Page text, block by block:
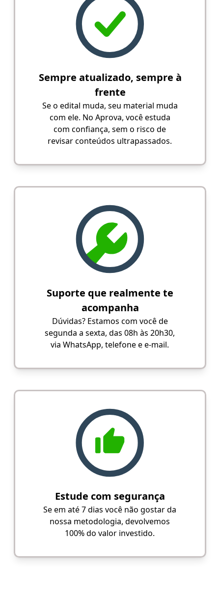
Sempre atualizado, sempre à
frente
Se o edital muda, seu material muda
com ele. No Aprova, você estuda
com confiança, sem o risco de
revisar conteúdos ultrapassados.
Suporte que realmente te
acompanha
Dúvidas? Estamos com você de
segunda a sexta, das 08h às 20h30,
via WhatsApp, telefone e e-mail.
Estude com segurança
Se em até 7 dias você não gostar da
nossa metodologia, devolvemos
100% do valor investido.